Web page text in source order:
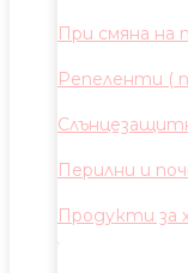
При смяна на
Репеленти (
Перилни и
Продукти за